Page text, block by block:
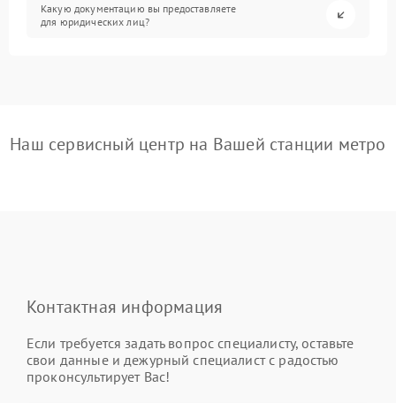
Какую документацию вы предоставляете
для юридических лиц?
Наш сервисный центр на Вашей станции метро
Контактная информация
Если требуется задать вопрос специалисту, оставьте
свои данные и дежурный специалист с радостью
проконсультирует Вас!